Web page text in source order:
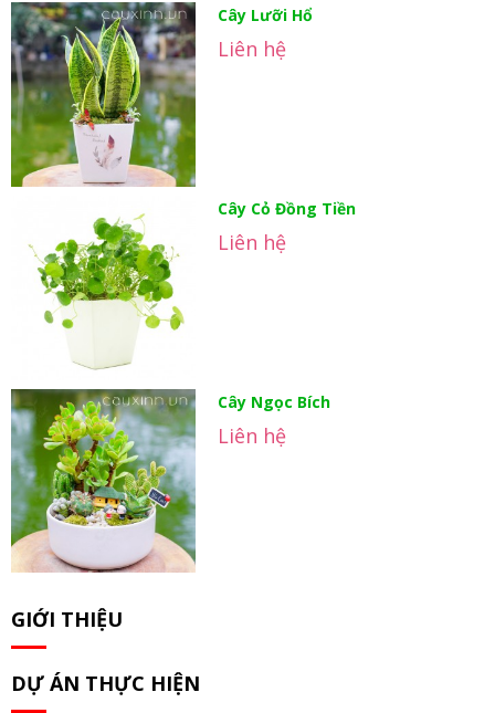
Cây Lưỡi Hổ
Liên hệ
Cây Cỏ Đồng Tiền
Liên hệ
Cây Ngọc Bích
Liên hệ
GIỚI THIỆU
DỰ ÁN THỰC HIỆN